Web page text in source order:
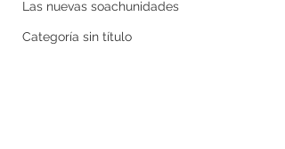
Las nuevas soachunidades
Categoría sin título